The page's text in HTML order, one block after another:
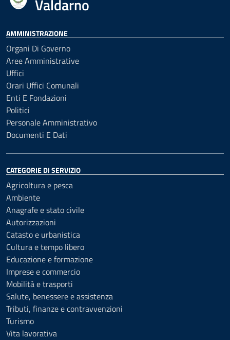
Valdarno
AMMINISTRAZIONE
Organi Di Governo
Aree Amministrative
Uffici
Orari Uffici Comunali
Enti E Fondazioni
Politici
Personale Amministrativo
Documenti E Dati
CATEGORIE DI SERVIZIO
Agricoltura e pesca
Ambiente
Anagrafe e stato civile
Autorizzazioni
Catasto e urbanistica
Cultura e tempo libero
Educazione e formazione
Imprese e commercio
Mobilità e trasporti
Salute, benessere e assistenza
Tributi, finanze e contravvenzioni
Turismo
Vita lavorativa